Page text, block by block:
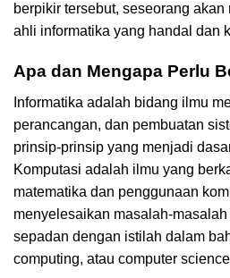
berpikir tersebut, seseorang
ahli informatika yang handal dan
Apa dan Mengapa Perlu
Informatika adalah bidang ilmu
perancangan, dan pembuatan
prinsip-prinsip yang menjadi
Komputasi adalah ilmu yang
matematika dan penggunaan
menyelesaikan masalah-
sepadan dengan istilah dalam
computing, atau computer